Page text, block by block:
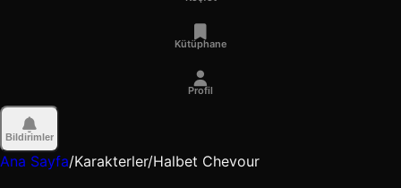
Kütüphane
Profil
Bildirimler
Ana Sayfa/Karakterler/Halbet Chevour